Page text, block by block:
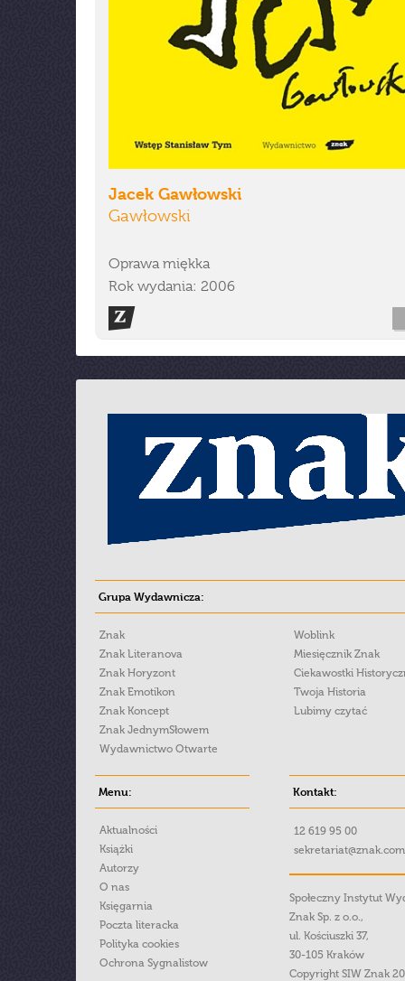
Jacek Gawłowski
Gawłowski
Oprawa miękka
Rok wydania: 2006
Grupa Wydawnicza:
Znak
Znak Literanova
Znak Horyzont
Znak Emotikon
Znak Koncept
Znak JednymSłowem
Wydawnictwo Otwarte
Woblink
Miesięcznik Znak
Ciekawostki
Twoja Historia
Lubimy czytać
Menu:
Aktualności
Książki
Autorzy
O nas
Księgarnia
Poczta literacka
Polityka cookies
Ochrona Sygnalistow
Kontakt:
12 619 95 00
Społeczny Instytut
Znak Sp. z o.o.,
ul. Kościuszki 37,
30-105 Kraków
Copyright SIW Znak